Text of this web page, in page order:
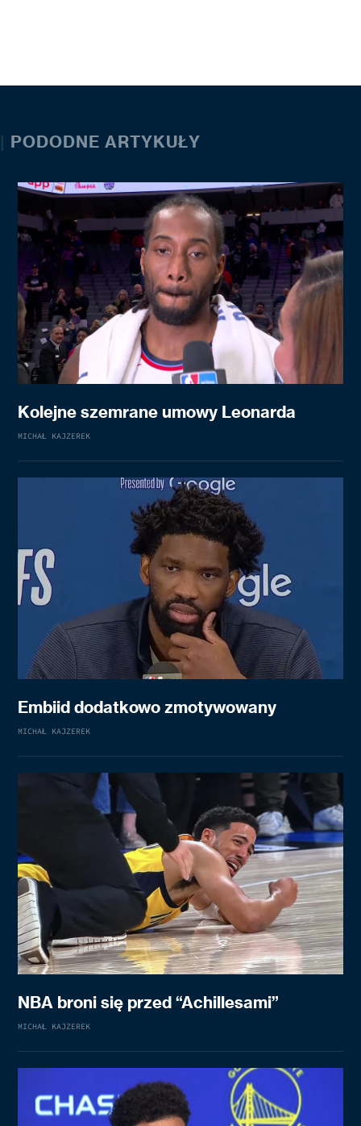
| PODODNE ARTYKUŁY
Kolejne szemrane umowy Leonarda
MICHAŁ KAJZEREK
Embiid dodatkowo zmotywowany
MICHAŁ KAJZEREK
NBA broni się przed “Achillesami”
MICHAŁ KAJZEREK